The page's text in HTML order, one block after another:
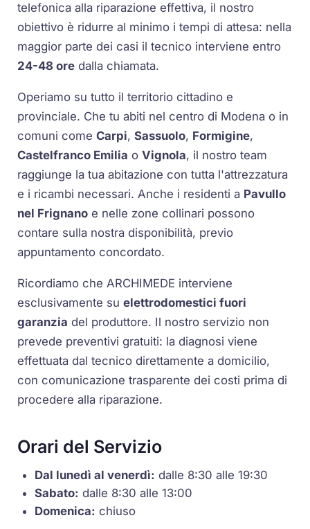
telefonica alla riparazione effettiva, il nostro
obiettivo è ridurre al minimo i tempi di attesa: nella
maggior parte dei casi il tecnico interviene entro
24-48 ore dalla chiamata.
Operiamo su tutto il territorio cittadino e
provinciale. Che tu abiti nel centro di Modena o in
comuni comeCarpi,Sassuolo, Formigine,
Castelfranco Emilia oVignola, il nostro team
raggiunge la tua abitazione con tutta l'attrezzatura
e i ricambi necessari. Anche i residenti a Pavullo
nel Frignano e nelle zone collinari possono
contare sulla nostra disponibilità, previo
appuntamento concordato.
Ricordiamo che ARCHIMEDE interviene
esclusivamente suelettrodomestici fuori
garanzia del produttore. Il nostro servizio non
prevede preventivi gratuiti: la diagnosi viene
effettuata dal tecnico direttamente a domicilio,
con comunicazione trasparente dei costi prima di
procedere alla riparazione.
Orari del Servizio
Dal lunedì al venerdì: dalle 8:30 alle 19:30
Sabato: dalle 8:30 alle 13:00
Domenica: chiuso